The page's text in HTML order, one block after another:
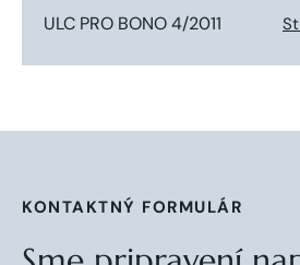
ULC PRO BONO 4/2011
KONTAKTNÝ FORMULÁR